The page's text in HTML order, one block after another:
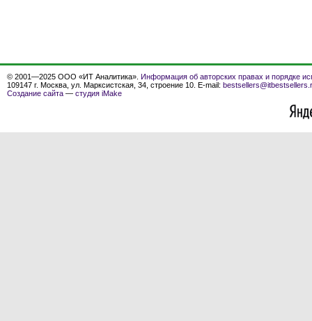
© 2001—2025 ООО «ИТ Аналитика». Информация об авторских правах и порядке
109147 г. Москва, ул. Марксистская, 34, строение 10. E-mail:
Создание сайта — студия iMake